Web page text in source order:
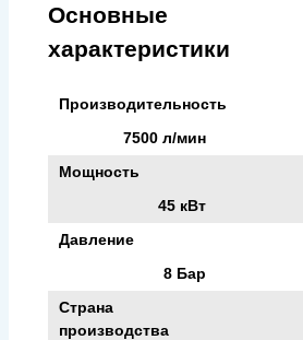
Основные
характеристики
Производительность
7500 л/мин
Мощность
45 кВт
Давление
8 Бар
Страна
производства